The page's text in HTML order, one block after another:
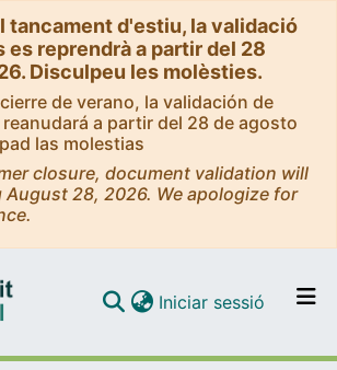
tancament d'estiu, la validació
es reprendrà a partir del 28
Disculpeu les molèsties.
de verano, la validación de
a partir del 28 de agosto
las molestias
closure, document validation will
28, 2026. We apologize for
Iniciar sessió (current)